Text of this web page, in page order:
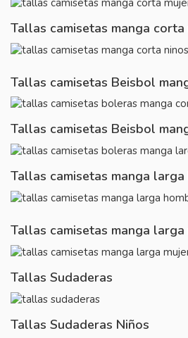
Tallas camisetas manga corta
Tallas camisetas Beisbol
Tallas camisetas Beisbol
Tallas camisetas manga larga
Tallas camisetas manga larga
Tallas Sudaderas
Tallas Sudaderas Niños